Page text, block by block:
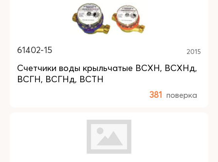
61402-15 2015
Счетчики воды крыльчатые ВСХН, ВСХНд,
ВСГН, ВСГНд, ВСТН
381 поверка